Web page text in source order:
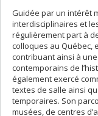
Guidée par un intérêt
interdisciplinaires et
régulièrement part à
colloques au Québec,
contribuant ainsi à
contemporains de
également exercé
textes de salle ainsi
temporaires. Son
musées, de centres